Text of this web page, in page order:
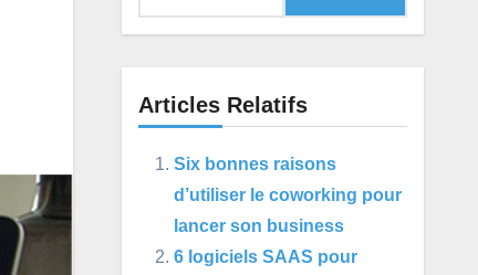
Articles Relatifs
Six bonnes raisons
d’utiliser le coworking pour
lancer son business
6 logiciels SAAS pour